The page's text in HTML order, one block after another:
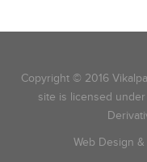
Copyright © 2016
site is licensed
Web Design